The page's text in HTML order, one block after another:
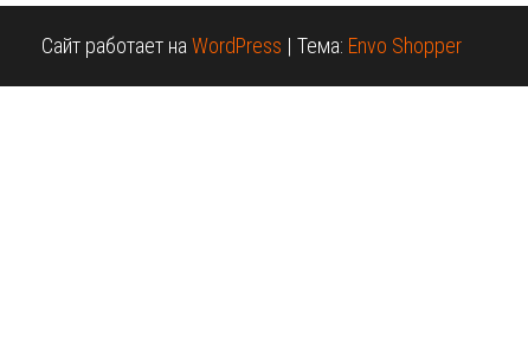
Сайт работает на WordPress | Тема: Envo Shopper